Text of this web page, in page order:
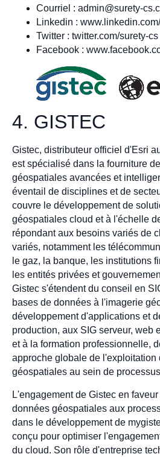
Courriel : admin@surety-
Linkedin :
Twitter : twitter.com/surety-cs
Facebook :
4. GISTEC
Gistec, distributeur officiel d'Esri
est spécialisé dans la fourniture
géospatiales avancées et
éventail de disciplines et de
couvre le développement de
géospatiales cloud et à l'échelle
répondant aux besoins variés de
variés, notamment les
le gaz, la banque, les institutions
les entités privées et
Gistec s'étendent du conseil en
bases de données à l'imagerie
développement d'applications et
production, aux SIG serveur, web
et à la formation professionnelle,
approche globale de l'exploitation
géospatiales au sein de
L'engagement de Gistec en
données géospatiales aux
dans le développement de
conçu pour optimiser
du cloud. Son rôle d'entreprise